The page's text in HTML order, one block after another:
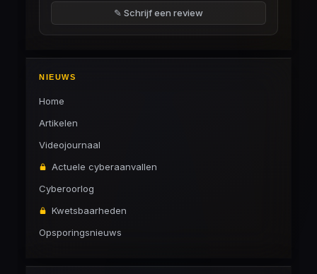
✎ Schrijf een review
NIEUWS
Home
Artikelen
Videojournaal
Actuele cyberaanvallen
Cyberoorlog
Kwetsbaarheden
Opsporingsnieuws